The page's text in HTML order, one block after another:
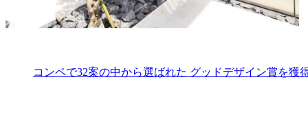
コンペで32案の中から選ばれた グッドデザイン賞を獲